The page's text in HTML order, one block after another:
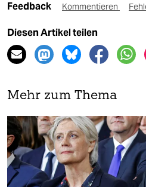
Feedback Kommentieren
Diesen Artikel teilen
Mehr zum Thema